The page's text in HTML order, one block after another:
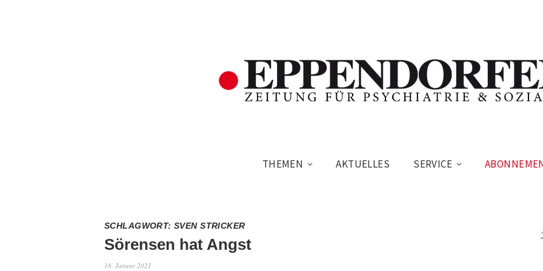
THEMEN AKTUELLES SERVICE
SCHLAGWORT:SVEN STRICKER
Sörensen hat Angst
18. Januar 2021